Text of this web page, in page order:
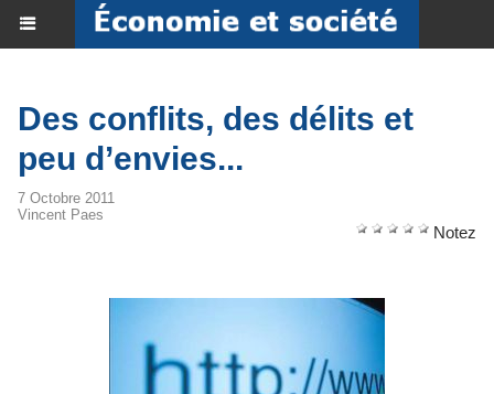
Des conflits, des délits et
peu d’envies...
7 Octobre 2011
Vincent Paes
Notez